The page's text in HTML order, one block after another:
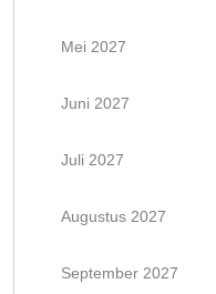
Mei 2027
Juni 2027
Juli 2027
Augustus 2027
September 2027